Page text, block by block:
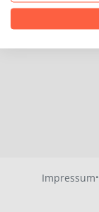
Impressum·